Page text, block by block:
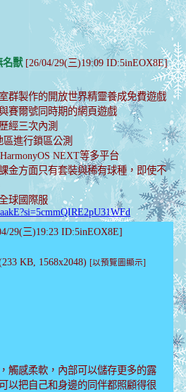
名獸[26/04/29(三)19:09 ID:5inEOX8E]
群製作的開放世界精靈養成免費遊戲
賽爾號同時期的網頁遊戲
經三次內測
區進行鎖區公測
NEXT等多平台
金方面只有套裝與稀有球種，即使不
球國際服
29(三)19:23 ID:5inEOX8E]
KB, 1568x2048) [以預覽圖顯示]
觸感柔軟，內部可以儲存更多的露
以把自己和身邊的同伴都照顧得很